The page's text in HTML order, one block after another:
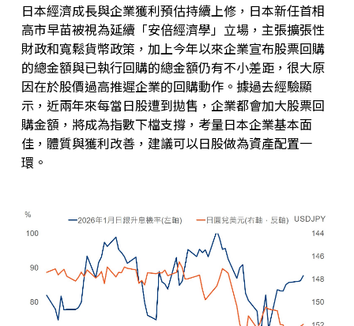
日本經濟成長與企業獲利預估持續上修，日本新任首相
高市早苗被視為延續「安倍經濟學」立場，主張擴張性
財政和寬鬆貨幣政策，加上今年以來企業宣布股票回購
的總金額與已執行回購的總金額仍有不小差距，很大原
因在於股價過高推遲企業的回購動作。據過去經驗顯
示，近兩年來每當日股遭到拋售，企業都會加大股票回
購金額，將成為指數下檔支撐，考量日本企業基本面
佳，體質與獲利改善，建議可以日股做為資產配置一
環。